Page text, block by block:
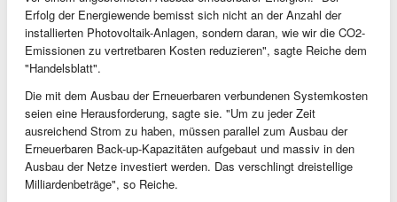
Erfolg der Energiewende bemisst sich nicht an der Anzahl der
installierten Photovoltaik-Anlagen, sondern daran, wie wir die CO2-
Emissionen zu vertretbaren Kosten reduzieren", sagte Reiche dem
"Handelsblatt".
Die mit dem Ausbau der Erneuerbaren verbundenen Systemkosten
seien eine Herausforderung, sagte sie. "Um zu jeder Zeit
ausreichend Strom zu haben, müssen parallel zum Ausbau der
Erneuerbaren Back-up-Kapazitäten aufgebaut und massiv in den
Ausbau der Netze investiert werden. Das verschlingt dreistellige
Milliardenbeträge", so Reiche.